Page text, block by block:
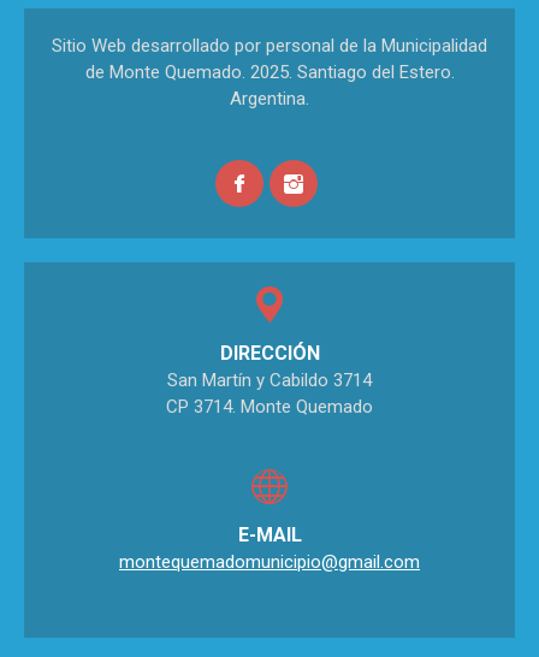
Sitio Web desarrollado por personal de la Municipalidad
de Monte Quemado. 2025. Santiago del Estero.
Argentina.
DIRECCIÓN
San Martín y Cabildo 3714
CP 3714. Monte Quemado
E-MAIL
montequemadomunicipio@gmail.com